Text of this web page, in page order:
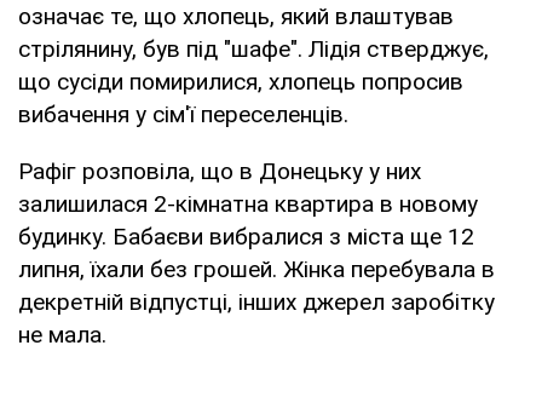
означає те, що хлопець, який влаштував
стрілянину, був під "шафе". Лідія стверджує,
що сусіди помирилися, хлопець попросив
вибачення у сім'ї переселенців.
Рафіг розповіла, що в Донецьку у них
залишилася 2-кімнатна квартира в новому
будинку. Бабаєви вибралися з міста ще 12
липня, їхали без грошей. Жінка перебувала в
декретній відпустці, інших джерел заробітку
не мала.